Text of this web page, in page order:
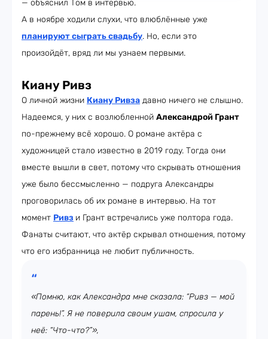
— объяснил Том в интервью.
А в ноябре ходили слухи, что влюблённые уже
планируют сыграть свадьбу. Но, если это
произойдёт, вряд ли мы узнаем первыми.
Киану Ривз
О личной жизни Киану Ривза давно ничего не слышно.
Надеемся, у них с возлюбленной Александрой Грант
по-прежнему всё хорошо. О романе актёра с
художницей стало известно в 2019 году. Тогда они
вместе вышли в свет, потому что скрывать отношения
уже было бессмысленно — подруга Александры
проговорилась об их романе в интервью. На тот
момент Ривз и Грант встречались уже полтора года.
Фанаты считают, что актёр скрывал отношения, потому
что его избранница не любит публичность.
«Помню, как Александра мне сказала: “Ривз — мой
парень!”. Я не поверила своим ушам, спросила у
неё: “Что-что?”»,